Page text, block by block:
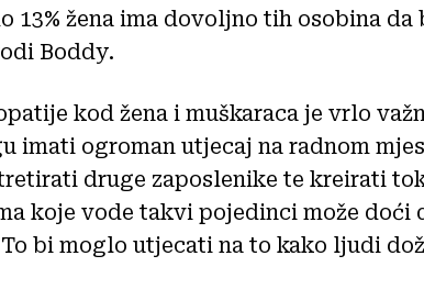
13% žena ima dovoljno tih osobina
Boddy.
kod žena i muškaraca je vrlo
imati ogroman utjecaj na radnom
druge zaposlenike te kreirati
koje vode takvi pojedinci može doći
bi moglo utjecati na to kako ljudi